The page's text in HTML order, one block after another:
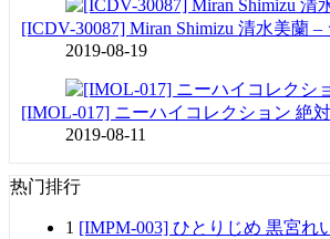
[ICDV-30087] Miran Shimizu 清水美蘭
2019-08-19
[IMOL-017] ニーハイコレクション 絶
2019-08-11
热门排行
1 [IMPM-003] ひとりじめ 黒宮れ